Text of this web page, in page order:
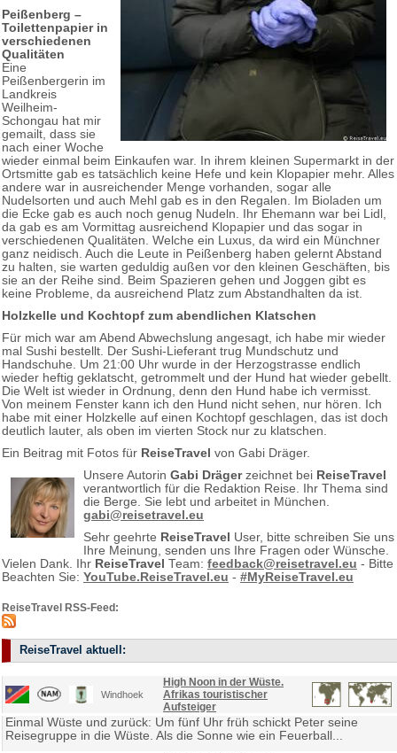
Peißenberg –
Toilettenpapier in
verschiedenen
Qualitäten
Eine
Peißenbergerin im
Landkreis
Weilheim-
Schongau hat mir
gemailt, dass sie
nach einer Woche
wieder einmal beim Einkaufen war. In ihrem kleinen Supermarkt in der
Ortsmitte gab es tatsächlich keine Hefe und kein Klopapier mehr. Alles
andere war in ausreichender Menge vorhanden, sogar alle
Nudelsorten und auch Mehl gab es in den Regalen. Im Bioladen um
die Ecke gab es auch noch genug Nudeln. Ihr Ehemann war bei Lidl,
da gab es am Vormittag ausreichend Klopapier und das sogar in
verschiedenen Qualitäten. Welche ein Luxus, da wird ein Münchner
ganz neidisch. Auch die Leute in Peißenberg haben gelernt Abstand
zu halten, sie warten geduldig außen vor den kleinen Geschäften, bis
sie an der Reihe sind. Beim Spazieren gehen und Joggen gibt es
keine Probleme, da ausreichend Platz zum Abstandhalten da ist.
Holzkelle und Kochtopf zum abendlichen Klatschen
Für mich war am Abend Abwechslung angesagt, ich habe mir wieder
mal Sushi bestellt. Der Sushi-Lieferant trug Mundschutz und
Handschuhe. Um 21:00 Uhr wurde in der Herzogstrasse endlich
wieder heftig geklatscht, getrommelt und der Hund hat wieder gebellt.
Die Welt ist wieder in Ordnung, denn den Hund habe ich vermisst.
Von meinem Fenster kann ich den Hund nicht sehen, nur hören. Ich
habe mit einer Holzkelle auf einen Kochtopf geschlagen, das ist doch
deutlich lauter, als oben im vierten Stock nur zu klatschen.
Ein Beitrag mit Fotos für ReiseTravel von Gabi Dräger.
Unsere Autorin Gabi Drägerzeichnet bei ReiseTravel
verantwortlich für die Redaktion Reise. Ihr Thema sind
die Berge. Sie lebt und arbeitet in München.
gabi@reisetravel.eu
Sehr geehrte ReiseTravel User, bitte schreiben Sie uns
Ihre Meinung, senden uns Ihre Fragen oder Wünsche.
Vielen Dank. Ihr ReiseTravel Team: feedback@reisetravel.eu - Bitte
Beachten Sie: YouTube.ReiseTravel.eu - #MyReiseTravel.eu
ReiseTravel RSS-Feed:
ReiseTravel aktuell:
Windhoek
High Noon in der Wüste.
Afrikas touristischer
Aufsteiger
Einmal Wüste und zurück: Um fünf Uhr früh schickt Peter seine
Reisegruppe in die Wüste. Als die Sonne wie ein Feuerball...